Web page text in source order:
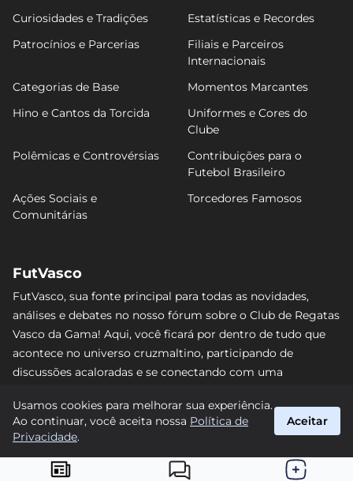
Curiosidades e Tradições
Estatísticas e Recordes
Patrocínios e Parcerias
Filiais e Parceiros
Internacionais
Categorias de Base
Momentos Marcantes
Hino e Cantos da Torcida
Uniformes e Cores do
Clube
Polêmicas e Controvérsias
Contribuições para o
Futebol Brasileiro
Ações Sociais e
Comunitárias
Torcedores Famosos
FutVasco
FutVasco, sua fonte principal para todas as novidades,
análises e debates no nosso fórum sobre o Club de Regatas
Vasco da Gama! Aqui, você ficará por dentro de tudo que
acontece no universo cruzmaltino, participando de
discussões acaloradas e se conectando com uma
nenhum lance e acompanhe de perto o caminho do Vasco
rumo às vitórias! #Vasco #FutVasco
Usamos cookies para melhorar sua experiência.
Ao continuar, você aceita nossa Política de
Privacidade.
Aceitar